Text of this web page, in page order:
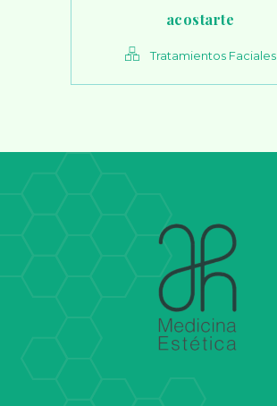
acostarte
Tratamientos Faciales